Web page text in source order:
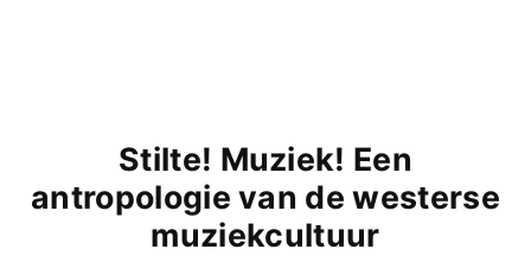
Stilte! Muziek! Een
antropologie van de westerse
muziekcultuur